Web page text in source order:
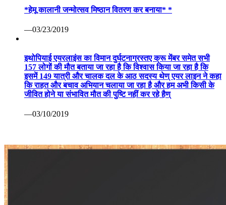
*हेमू कालानी जन्मोत्सव मिष्ठान वितरण कर बनाया* *
—03/23/2019
इथोपियाई एयरलाइंस का विमान दुर्घटनाग्रस्तए क्रू मेंबर समेत सभी
157 लोगों की मौत बताया जा रहा है कि विश्वास किया जा रहा है कि
इसमें 149 यात्री और चालक दल के आठ सदस्य थेण् एयर लाइन ने कहा
कि राहत और बचाव अभियान चलाया जा रहा है और हम अभी किसी के
जीवित होने या संभावित मौत की पुष्टि नहीं कर रहे हैण्
—03/10/2019